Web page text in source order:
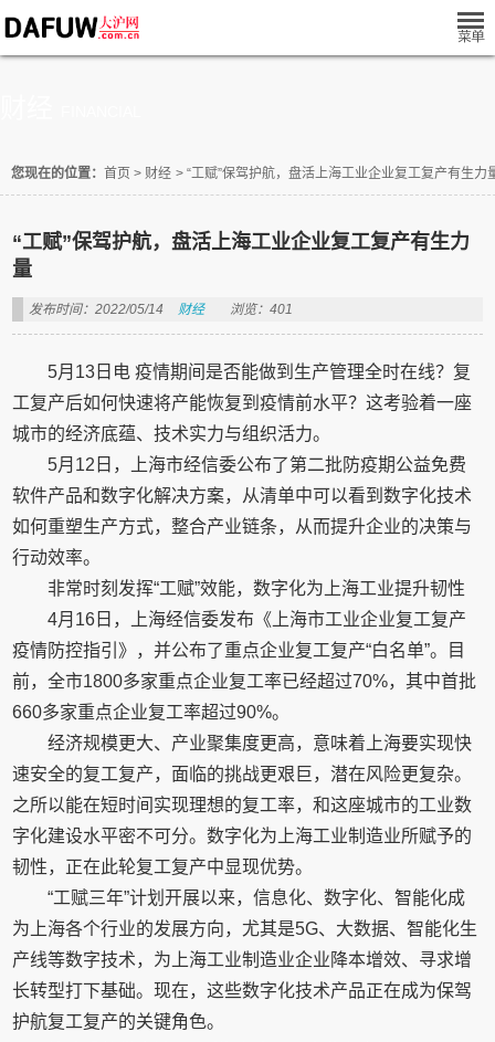
您现在的位置： 首页 > 财经 > “工赋”保驾护航，盘活上海工业企业复工复产有生力
“工赋”保驾护航，盘活上海工业企业复工复产有生力
量
发布时间：2022/05/14 财经 浏览：401
5月13日电 疫情期间是否能做到生产管理全时在线？复
工复产后如何快速将产能恢复到疫情前水平？这考验着一座
城市的经济底蕴、技术实力与组织活力。
5月12日，上海市经信委公布了第二批防疫期公益免费
软件产品和数字化解决方案，从清单中可以看到数字化技术
如何重塑生产方式，整合产业链条，从而提升企业的决策与
行动效率。
非常时刻发挥“工赋”效能，数字化为上海工业提升韧性
4月16日，上海经信委发布《上海市工业企业复工复产
疫情防控指引》，并公布了重点企业复工复产“白名单”。目
前，全市1800多家重点企业复工率已经超过70%，其中首批
660多家重点企业复工率超过90%。
经济规模更大、产业聚集度更高，意味着上海要实现快
速安全的复工复产，面临的挑战更艰巨，潜在风险更复杂。
之所以能在短时间实现理想的复工率，和这座城市的工业数
字化建设水平密不可分。数字化为上海工业制造业所赋予的
韧性，正在此轮复工复产中显现优势。
“工赋三年”计划开展以来，信息化、数字化、智能化成
为上海各个行业的发展方向，尤其是5G、大数据、智能化生
产线等数字技术，为上海工业制造业企业降本增效、寻求增
长转型打下基础。现在，这些数字化技术产品正在成为保驾
护航复工复产的关键角色。